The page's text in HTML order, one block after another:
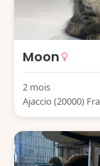
Moon
2 mois
Ajaccio (20000)